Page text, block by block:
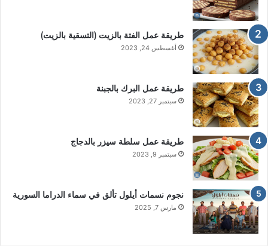
طريقة عمل الفتة بالزيت (التسقية بالزيت)
أغسطس 24, 2023
طريقة عمل البرك بالجبنة
سبتمبر 27, 2023
طريقة عمل سلطة سيزر بالدجاج
سبتمبر 9, 2023
نجوم نسمات أيلول تألق في سماء الدراما السورية
مارس 7, 2025